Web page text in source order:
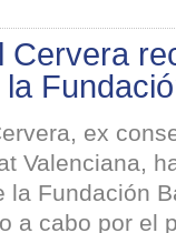
Cervera
ex
Valenciana,
la Fundación
a cabo por el